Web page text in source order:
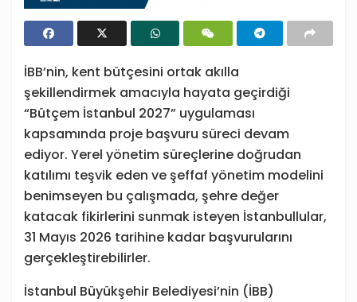
İBB’nin, kent bütçesini ortak akılla
şekillendirmek amacıyla hayata geçirdiği
“Bütçem İstanbul 2027” uygulaması
kapsamında proje başvuru süreci devam
ediyor. Yerel yönetim süreçlerine doğrudan
katılımı teşvik eden ve şeffaf yönetim modelini
benimseyen bu çalışmada, şehre değer
katacak fikirlerini sunmak isteyen İstanbullular,
31 Mayıs 2026 tarihine kadar başvurularını
gerçekleştirebilirler.
İstanbul Büyükşehir Belediyesi’nin (İBB)